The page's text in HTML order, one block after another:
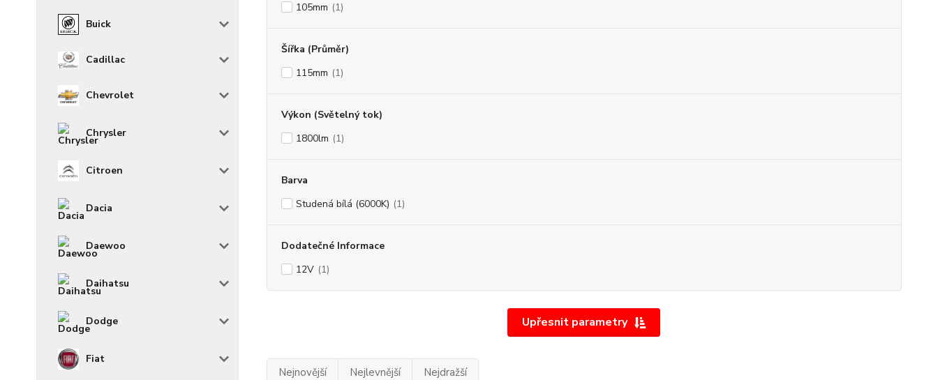
Buick
Cadillac
Chevrolet
Chrysler
Citroen
Dacia
Daewoo
Daihatsu
Dodge
Fiat
Upřesnit parametry
105mm (1)
Šířka (Průměr)
115mm (1)
Výkon (Světelný tok)
1800lm (1)
Barva
Studená bílá (6000K) (1)
Dodatečné Informace
12V (1)
Nejnovější Nejlevnější Nejdražší